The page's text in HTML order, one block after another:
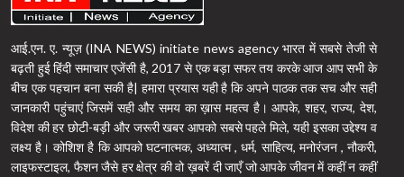
आई.एन. ए. न्यूज़ (INA NEWS) initiate news agency भारत में सबसे तेजी से
बढ़ती हुई हिंदी समाचार एजेंसी है, 2017 से एक बड़ा सफर तय करके आज आप सभी के
बीच एक पहचान बना सकी है| हमारा प्रयास यही है कि अपने पाठक तक सच और सही
जानकारी पहुंचाएं जिसमें सही और समय का ख़ास महत्व है। आपके, शहर, राज्य, देश,
विदेश की हर छोटी-बड़ी और जरूरी खबर आपको सबसे पहले मिले, यही इसका उद्देश्य व
लक्ष्य है। कोशिश है कि आपको घटनात्मक, अध्यात्म , धर्म, साहित्य, मनोरंजन , नौकरी,
लाइफस्टाइल, फैशन जैसे हर क्षेत्र की वो ख़बरें दी जाएँ जो आपके जीवन में कहीं न कहीं